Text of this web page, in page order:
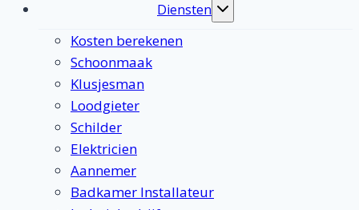
Diensten
Toggle
Kosten berekenen
Schoonmaak
Klusjesman
Loodgieter
Schilder
Elektricien
Aannemer
Badkamer Installateur